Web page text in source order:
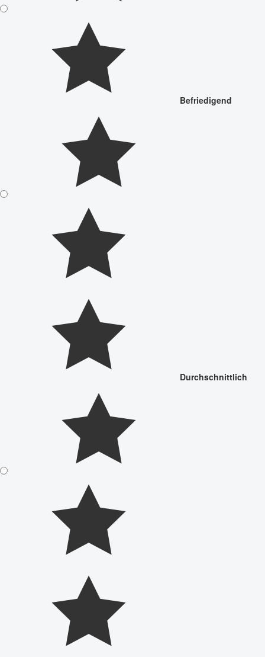
Befriedigend
Durchschnittlich